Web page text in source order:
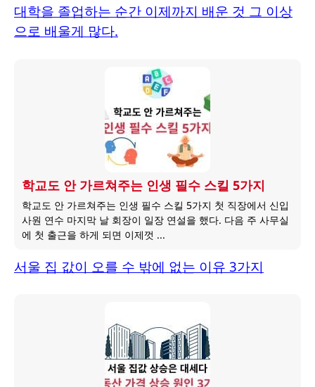
대학을 졸업하는 순간 이제까지 배운 것 그 이상
으로 배울게 많다.
학교도 안 가르쳐주는 인생 필수 스킬 5가지
학교도 안 가르쳐주는 인생 필수 스킬 5가지 첫 직장에서 신입
사원 연수 마지막 날 회장이 일장 연설을 했다. 다음 주 사무실
에 첫 출근을 하게 되면 이제껏 ...
서울 집 값이 오를 수 밖에 없는 이유 3가지